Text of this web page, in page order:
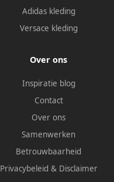
Adidas kleding
Versace kleding
Over ons
Inspiratie blog
Contact
Over ons
Samenwerken
Betrouwbaarheid
Privacybeleid & Disclaimer